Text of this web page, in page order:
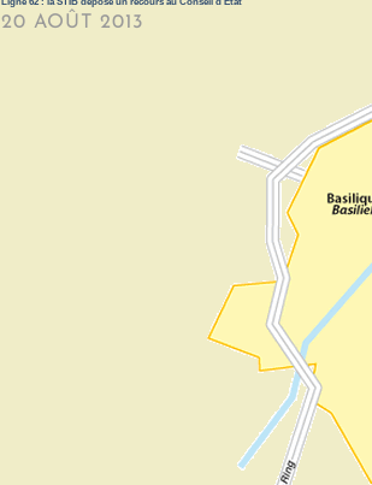
20 AOÛT 2013